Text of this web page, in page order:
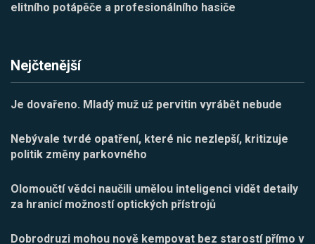
elitního potápěče a profesionálního hasiče
Nejčtenější
Je dovařeno. Mladý muž už pervitin vyrábět nebude
Nebývale tvrdé opatření, které nic nezlepší, kritizuje
politik změny parkovného
Olomoučtí vědci naučili umělou inteligenci vidět detaily
za hranicí možností optických přístrojů
Dobrodruzi mohou nově kempovat bez starostí přímo v